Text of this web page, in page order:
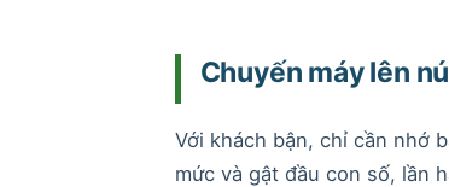
Chuyến máy lên
Với khách bận, chỉ cần nhớ
mức và gật đầu con số, lần